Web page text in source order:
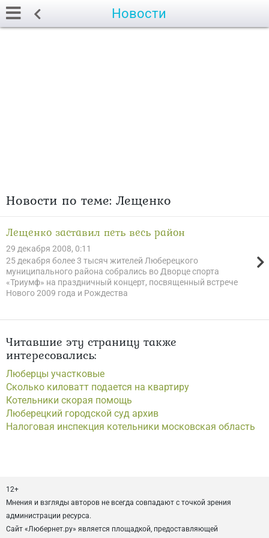
Новости
Новости по теме: Лещенко
Лещенко заставил петь весь район
29 декабря 2008, 0:11
25 декабря более 3 тысяч жителей Люберецкого
муниципального района собрались во Дворце спорта
«Триумф» на праздничный концерт, посвященный встрече
Нового 2009 года и Рождества
Читавшие эту страницу также
интересовались:
Люберцы участковые
Сколько киловатт подается на квартиру
Котельники скорая помощь
Люберецкий городской суд архив
Налоговая инспекция котельники московская область
12+
Мнения и взгляды авторов не всегда совпадают с точкой зрения
администрации ресурса.
Сайт «Любернет.ру» является площадкой, предоставляющей